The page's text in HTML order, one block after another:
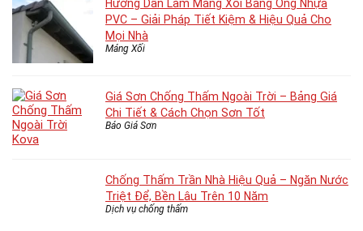
Hướng Dẫn Làm Máng Xối Bằng Ống Nhựa
PVC – Giải Pháp Tiết Kiệm & Hiệu Quả Cho
Mọi Nhà
Máng Xối
Giá Sơn Chống Thấm Ngoài Trời – Bảng Giá
Chi Tiết & Cách Chọn Sơn Tốt
Báo Giá Sơn
Chống Thấm Trần Nhà Hiệu Quả – Ngăn Nước
Triệt Để, Bền Lâu Trên 10 Năm
Dịch vụ chống thấm